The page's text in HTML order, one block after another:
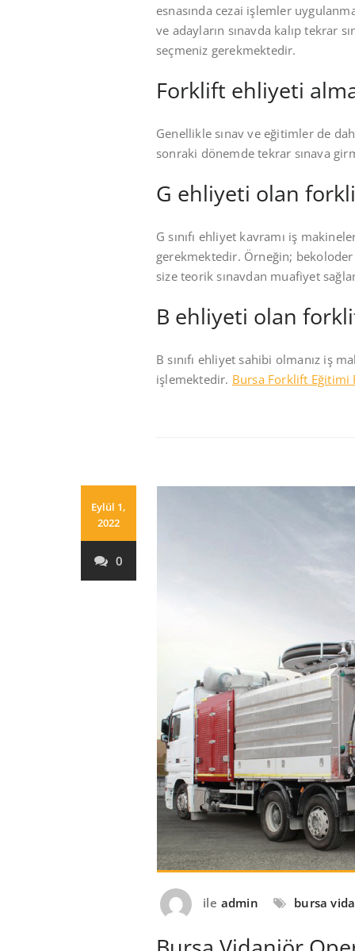
esnasında cezai işlemler
ve adayların sınavda kalıp tekrar
seçmeniz gerekmektedir.
Forklift ehliyeti
Genellikle sınav ve eğitimler de
sonraki dönemde tekrar sınava
G ehliyeti olan
G sınıfı ehliyet kavramı iş
gerekmektedir. Örneğin; bekoloder
size teorik sınavdan muafiyet
B ehliyeti olan
B sınıfı ehliyet sahibi olmanız iş
işlemektedir. Bursa Forklift Eğitimi
Eylül 1,
2022
0
ile admin bursa